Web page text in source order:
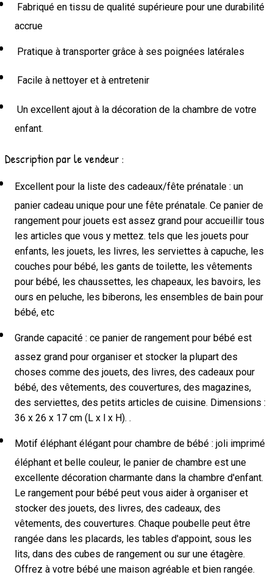
Fabriqué en tissu de qualité supérieure pour une durabilité
accrue
Pratique à transporter grâce à ses poignées latérales
Facile à nettoyer et à entretenir
Un excellent ajout à la décoration de la chambre de votre
enfant.
Description par le vendeur :
Excellent pour la liste des cadeaux/fête prénatale : un
panier cadeau unique pour une fête prénatale. Ce panier de
rangement pour jouets est assez grand pour accueillir tous
les articles que vous y mettez. tels que les jouets pour
enfants, les jouets, les livres, les serviettes à capuche, les
couches pour bébé, les gants de toilette, les vêtements
pour bébé, les chaussettes, les chapeaux, les bavoirs, les
ours en peluche, les biberons, les ensembles de bain pour
bébé, etc
Grande capacité : ce panier de rangement pour bébé est
assez grand pour organiser et stocker la plupart des
choses comme des jouets, des livres, des cadeaux pour
bébé, des vêtements, des couvertures, des magazines,
des serviettes, des petits articles de cuisine. Dimensions :
36 x 26 x 17 cm (L x l x H). .
Motif éléphant élégant pour chambre de bébé : joli imprimé
éléphant et belle couleur, le panier de chambre est une
excellente décoration charmante dans la chambre d'enfant.
Le rangement pour bébé peut vous aider à organiser et
stocker des jouets, des livres, des cadeaux, des
vêtements, des couvertures. Chaque poubelle peut être
rangée dans les placards, les tables d'appoint, sous les
lits, dans des cubes de rangement ou sur une étagère.
Offrez à votre bébé une maison agréable et bien rangée.